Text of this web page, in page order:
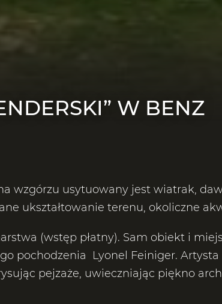
W BENZ
wzgórzu usytuowany jest wiatrak,
ukształtowanie terenu, okoliczne
(wstęp płatny). Sam obiekt i
pochodzenia Lyonel Feiniger. Artysta
pejzaże, uwieczniając piękno